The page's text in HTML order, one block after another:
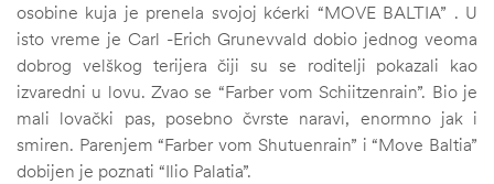
osobine kuja je prenela svojoj kćerki “MOVE BALTIA” . U
isto vreme je Carl -Erich Grunevvald dobio jednog veoma
dobrog velškog terijera čiji su se roditelji pokazali kao
izvaredni u lovu. Zvao se “Farber vom Schiitzenrain”. Bio je
mali lovački pas, posebno čvrste naravi, enormno jak i
smiren. Parenjem “Farber vom Shutuenrain” i “Move Baltia”
dobijen je poznati “Ilio Palatia”.